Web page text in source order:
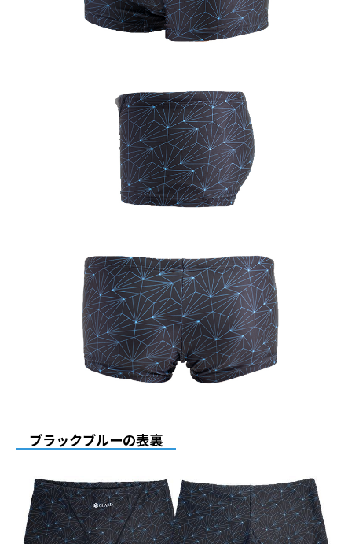
ブラックブルーの表裏